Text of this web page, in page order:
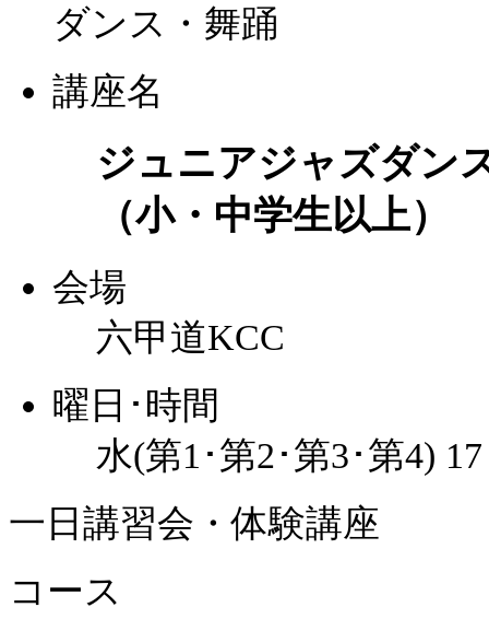
ダンス・舞踊
講座名
ジュニアジャズダン
（小・中学生以上）
会場
六甲道KCC
曜日･時間
水(第1･第2･第3･第4)
一日講習会・体験講座
コース